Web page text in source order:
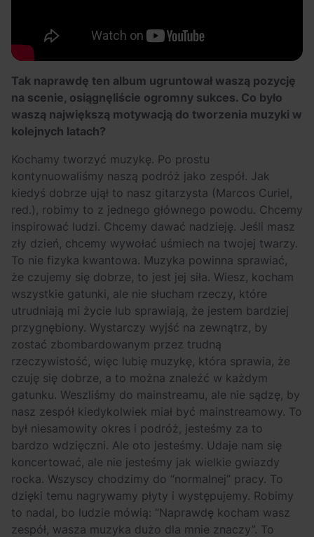
Tak naprawdę ten album ugruntował waszą pozycję
na scenie, osiągnęliście ogromny sukces. Co było
waszą największą motywacją do tworzenia muzyki w
kolejnych latach?
Kochamy tworzyć muzykę. Po prostu
kontynuowaliśmy naszą podróż jako zespół. Jak
kiedyś dobrze ujął to nasz gitarzysta (Marcos Curiel,
red.), robimy to z jednego głównego powodu. Chcemy
inspirować ludzi. Chcemy dawać nadzieję. Jeśli masz
zły dzień, chcemy wywołać uśmiech na twojej twarzy.
To nie fizyka kwantowa. Muzyka powinna sprawiać,
że czujemy się dobrze, to jest jej siła. Wiesz, kocham
wszystkie gatunki, ale nie słucham rzeczy, które
utrudniają mi życie lub sprawiają, że jestem bardziej
przygnębiony. Wystarczy wyjść na zewnątrz, by
zostać zbombardowanym przez trudną
rzeczywistość, więc lubię muzykę, która sprawia, że
czuję się dobrze, a to można znaleźć w każdym
gatunku. Weszliśmy do mainstreamu, ale nie sądzę, by
nasz zespół kiedykolwiek miał być mainstreamowy. To
był niesamowity okres i podróż, jesteśmy za to
bardzo wdzięczni. Ale oto jesteśmy. Udaje nam się
koncertować, ale nie jesteśmy jak wielkie gwiazdy
rocka. Wszyscy chodzimy do “normalnej” pracy. To
dzięki temu nagrywamy płyty i występujemy. Robimy
to nadal, bo ludzie mówią: “Naprawdę kocham wasz
zespół, wasza muzyka dużo dla mnie znaczy”. To